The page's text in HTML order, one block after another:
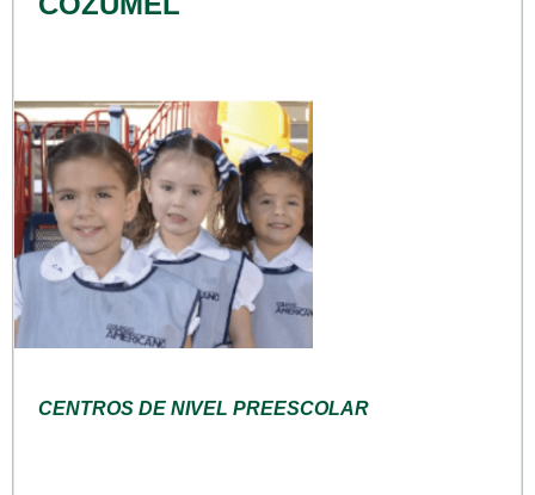
CENTROS DE NIVEL PREESCOLAR